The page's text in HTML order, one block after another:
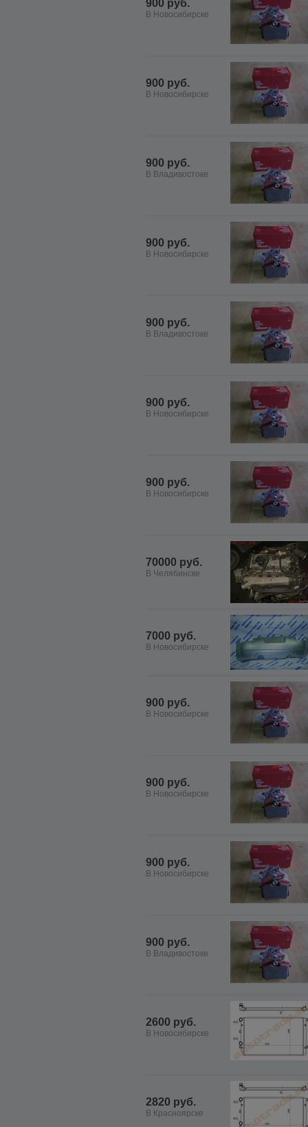
900 руб.
В Новосибирске
900 руб.
В Новосибирске
900 руб.
В Владивостоке
900 руб.
В Новосибирске
900 руб.
В Владивостоке
900 руб.
В Новосибирске
900 руб.
В Новосибирске
70000 руб.
В Челябинске
7000 руб.
В Новосибирске
900 руб.
В Новосибирске
900 руб.
В Новосибирске
900 руб.
В Новосибирске
900 руб.
В Владивостоке
2600 руб.
В Новосибирске
2820 руб.
В Красноярске